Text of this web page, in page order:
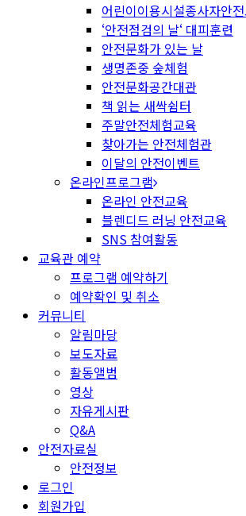
어린이이용시설종사자안
‘안전점검의 날‘ 대피훈련
안전문화가 있는 날
생명존중 숲체험
안전문화공간대관
책 읽는 새싹쉼터
주말안전체험교육
찾아가는 안전체험관
이달의 안전이벤트
온라인프로그램
온라인 안전교육
블렌디드 러닝 안전교육
SNS 참여활동
교육관 예약
프로그램 예약하기
예약확인 및 취소
커뮤니티
알림마당
보도자료
활동앨범
영상
자유게시판
Q&A
안전자료실
안전정보
로그인
회원가입